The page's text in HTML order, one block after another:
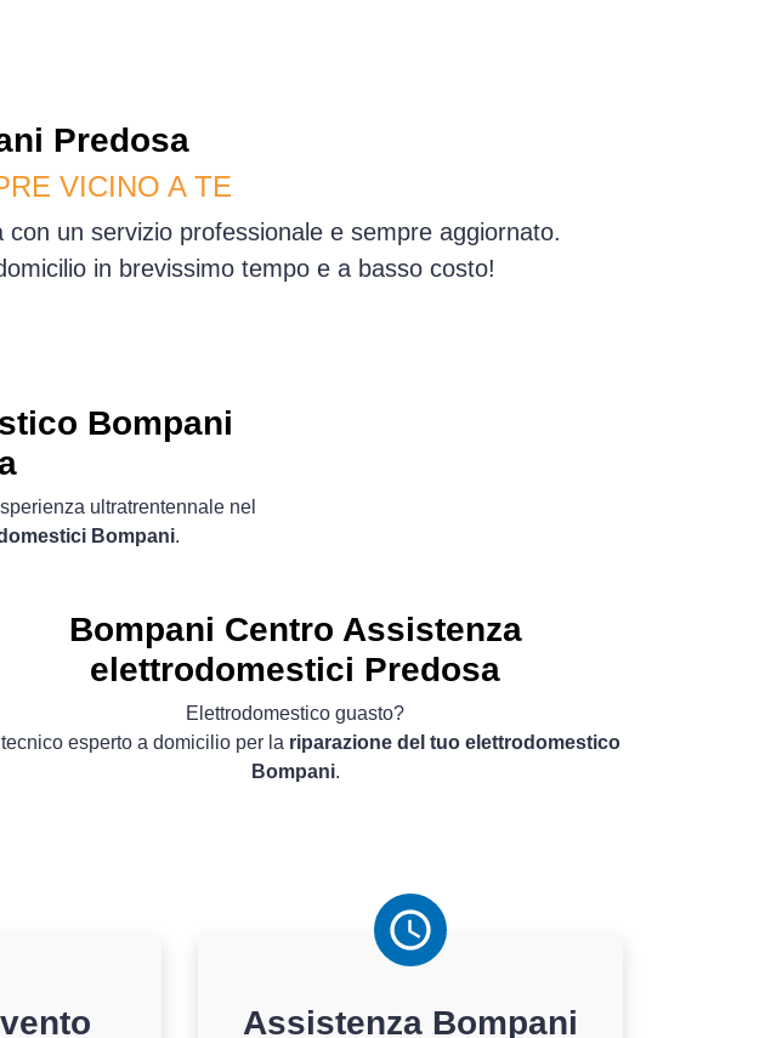
Predosa
VICINO A TE
un servizio professionale e sempre aggiornato.
in brevissimo tempo e a basso costo!
Bompani
ultratrentennale nel
Bompani.
Bompani Centro Assistenza
elettrodomestici Predosa
Elettrodomestico guasto?
esperto a domicilio per la riparazione del tuo elettrodomestico
Bompani.
Assistenza Bompani